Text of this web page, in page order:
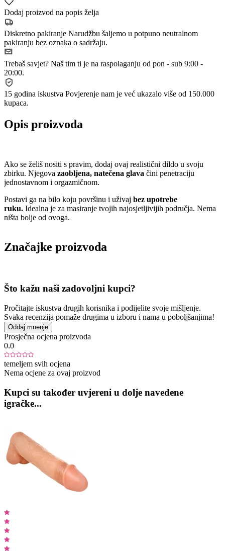
Dodaj proizvod na popis želja
Diskretno pakiranje Narudžbu šaljemo u potpuno neutralnom
pakiranju bez oznaka o sadržaju.
Trebaš savjet? Naš tim ti je na raspolaganju od pon - sub 9:00 -
20:00.
15 godina iskustva Povjerenje nam je već ukazalo više od 150.000
kupaca.
Opis proizvoda
Ako se želiš nositi s pravim, dodaj ovaj realistični dildo u svoju
zbirku. Njegova zaobljena, natečena glava čini penetraciju
jednostavnom i orgazmičnom.
Postavi ga na bilo koju površinu i uživaj bez upotrebe
ruku. Idealna je za masiranje tvojih najosjetljivijih područja. Nema
ništa bolje od ovoga.
Značajke proizvoda
Što kažu naši zadovoljni kupci?
Pročitajte iskustva drugih korisnika i podijelite svoje mišljenje.
Svaka recenzija pomaže drugima u izboru i nama u poboljšanjima!
Oddaj mnenje
Prosječna ocjena proizvoda
0.0
temeljem svih ocjena
Nema ocjene za ovaj proizvod
Kupci su također uvjereni u dolje navedene
igračke...